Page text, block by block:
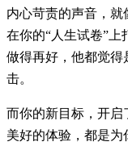
内心苛责的声音，
在你的“人生试卷”
做得再好，他都觉得
击。
而你的新目标，开
美好的体验，都是为